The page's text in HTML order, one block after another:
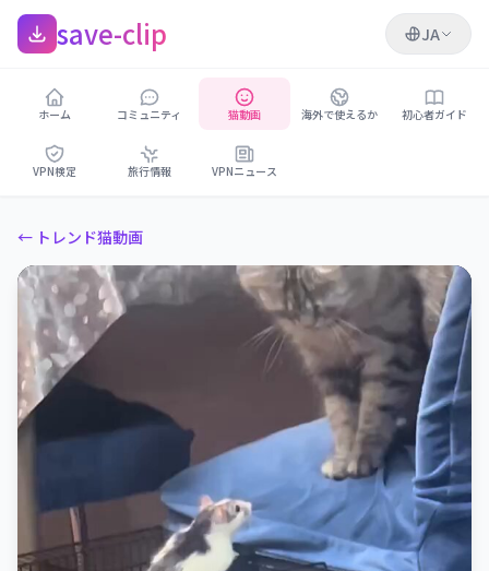
save-clip JA
ホーム コミュニティ 猫動画 海外で使えるか 初心者ガイド
VPN検定 旅行情報 VPNニュース
← トレンド猫動画